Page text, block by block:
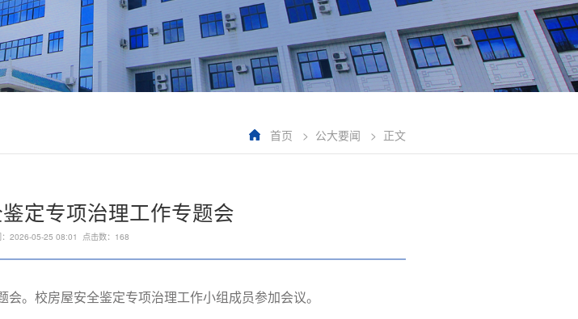
首页 > 公大要闻 > 正文
定专项治理工作专题会
2026-05-25 08:01 点击数： 168
。校房屋安全鉴定专项治理工作小组成员参加会议。